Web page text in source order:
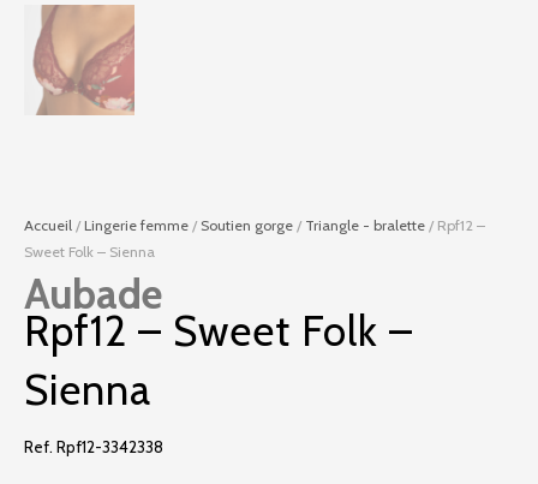
Accueil / Lingerie femme / Soutien gorge / Triangle - bralette / Rpf12 –
Sweet Folk – Sienna
Aubade
Rpf12 – Sweet Folk –
Sienna
Ref. Rpf12-3342338